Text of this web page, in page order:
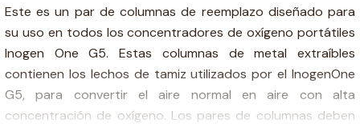
Este es un par de columnas de reemplazo diseñado para
su uso en todos los concentradores de oxígeno portátiles
Inogen One G5. Estas columnas de metal extraíbles
contienen los lechos de tamiz utilizados por el InogenOne
G5, para convertir el aire normal en aire con alta
concentración de oxígeno. Los pares de columnas deben